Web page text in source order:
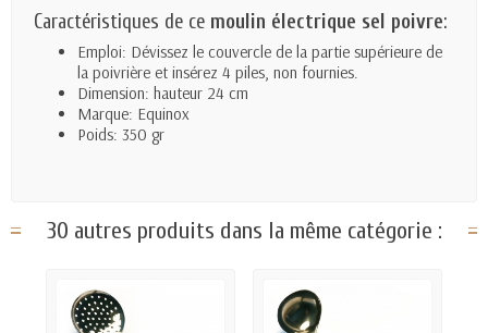
Caractéristiques de ce moulin électrique sel poivre:
Emploi: Dévissez le couvercle de la partie supérieure de
la poivrière et insérez 4 piles, non fournies.
Dimension: hauteur 24 cm
Marque: Equinox
Poids: 350 gr
30 autres produits dans la même catégorie :